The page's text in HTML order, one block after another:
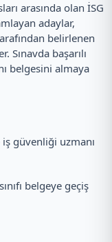
arasında olan İSG
adaylar,
belirlenen
Sınavda başarılı
belgesini almaya
güvenliği uzmanı
belgeye geçiş